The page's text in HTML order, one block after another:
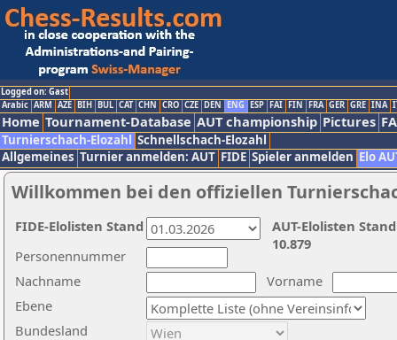
Logged on: Gast
Arabic ARM AZE BIH BUL CAT CHN CRO CZE DEN ENG ESP FAI FIN FRA GER GRE INA
Home Tournament-Database AUT championship Pictures
Turnierschach-Elozahl Schnellschach-Elozahl
Allgemeines Turnier anmelden: AUT FIDE Spieler anmelden Elo
Willkommen bei den offiziellen
Nachname
Vorname
Ebene
Personennummer
Bundesland
AUT-Elolisten
10.879
FIDE-Elolisten Stand